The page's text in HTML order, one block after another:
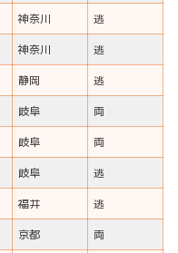
神奈川
逃
神奈川
逃
静岡
逃
岐阜
両
岐阜
両
岐阜
逃
福井
逃
京都
両